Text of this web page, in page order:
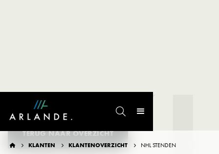

  KLANTEN  KLANTENOVERZICHT  NHL STENDEN
TERUG NAAR OVERZICHT